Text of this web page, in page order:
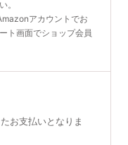
。
アカウントでお
ト画面でショップ会員
お支払いとなりま